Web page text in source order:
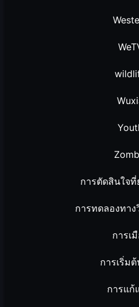
การตัดสินใจที่
การทดลองทา
การเ
การเริ่ม
การแก้